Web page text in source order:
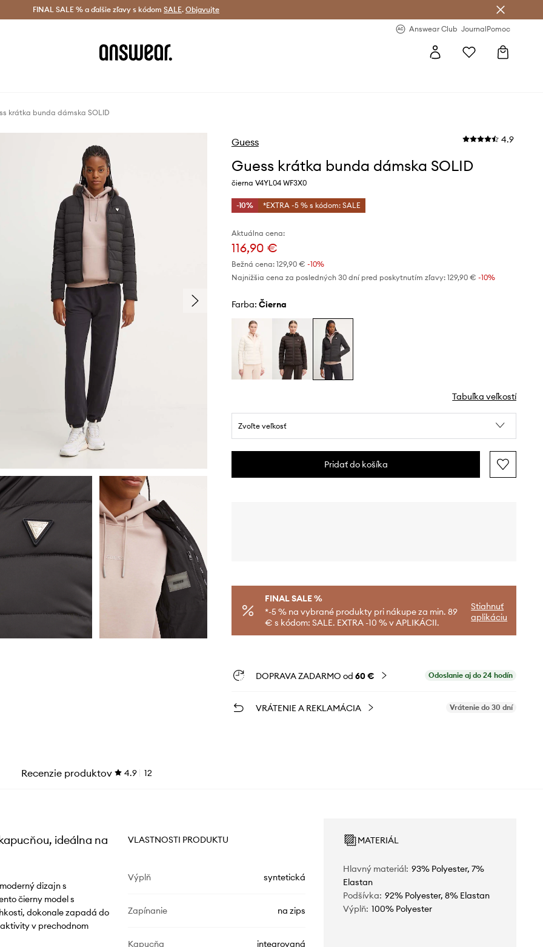
doprava od 60 € > Doručenie aj do 24 h >
FINAL SALE % a ďalšie zľavy s kódom SALE. Objavujte
Answear Club JournalPomoc
krátka bunda dámska SOLID
Guess 4.9
Guess krátka bunda dámska SOLID
čierna V4YL04 WF3X0
-10% *EXTRA -5 % s kódom: SALE
Aktuálna cena:
116,90 €
Bežná cena: 129,90 € -10%
Najnižšia cena za posledných 30 dní pred poskytnutím zľavy: 129,90 € -10%
Farba: čierna
Tabuľka veľkostí
Zvoľte veľkosť
Pridať do košíka
FINAL SALE %
*-5 % na vybrané produkty pri nákupe za min. 89
€ s kódom: SALE. EXTRA -10 % v APLIKÁCII.
Stiahnuť
aplikáciu
DOPRAVA ZADARMO od 60 € Odoslanie aj do 24 hodín
VRÁTENIE A REKLAMÁCIA Vrátenie do 30 dní
Recenzie produktov 4.9 12
ideálna na
dizajn s
čierny model s
dokonale zapadá do
v prechodnom
VLASTNOSTI PRODUKTU
Výplň syntetická
Zapínanie na zips
Kapucňa integrovaná
MATERIÁL
Hlavný materiál: 93% Polyester, 7%
Elastan
Podšívka: 92% Polyester, 8% Elastan
Výplň: 100% Polyester